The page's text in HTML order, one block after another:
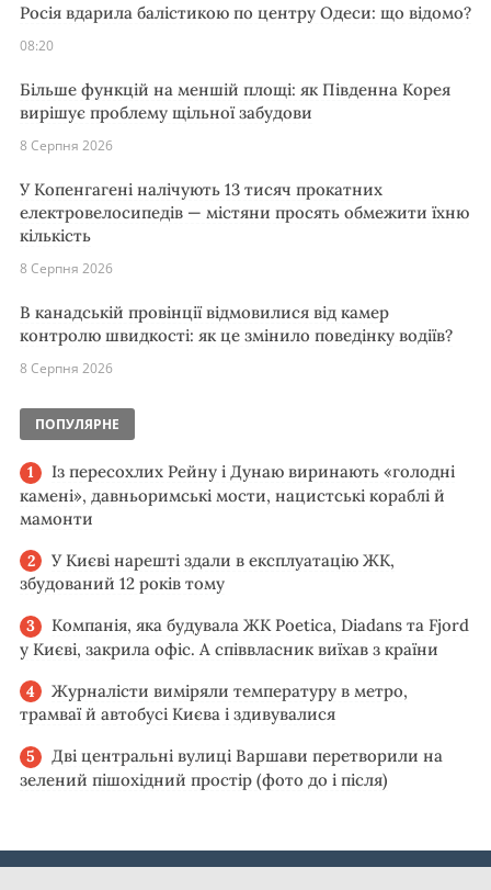
Росія вдарила балістикою по центру Одеси: що відомо?
08:20
Більше функцій на меншій площі: як Південна Корея
вирішує проблему щільної забудови
8 Серпня 2026
У Копенгагені налічують 13 тисяч прокатних
електровелосипедів — містяни просять обмежити їхню
кількість
8 Серпня 2026
В канадській провінції відмовилися від камер
контролю швидкості: як це змінило поведінку водіїв?
8 Серпня 2026
ПОПУЛЯРНЕ
Із пересохлих Рейну і Дунаю виринають «голодні
камені», давньоримські мости, нацистські кораблі й
мамонти
У Києві нарешті здали в експлуатацію ЖК,
збудований 12 років тому
Компанія, яка будувала ЖК Poetica, Diadans та Fjord
у Києві, закрила офіс. А співвласник виїхав з країни
Журналісти виміряли температуру в метро,
трамваї й автобусі Києва і здивувалися
Дві центральні вулиці Варшави перетворили на
зелений пішохідний простір (фото до і після)